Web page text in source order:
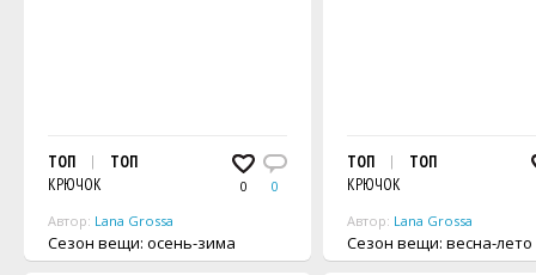
0 0
ТОП
ТОП
КРЮЧОК
Автор: Lana Grossa
Сезон вещи: осень-зима
ТОП
ТОП
КРЮЧОК
Автор: Lana Grossa
Сезон вещи: весна-лето